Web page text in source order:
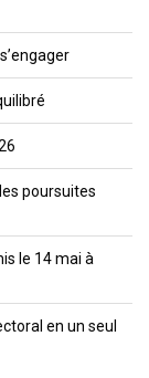
poursuites
le 14 mai à
en un seul